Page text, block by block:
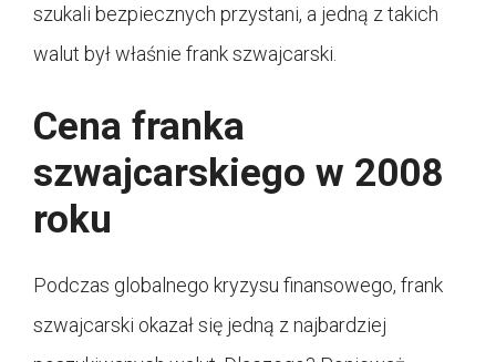
szukali bezpiecznych przystani, a jedną z takich
walut był właśnie frank szwajcarski.
Cena franka
szwajcarskiego w 2008
roku
Podczas globalnego kryzysu finansowego, frank
szwajcarski okazał się jedną z najbardziej